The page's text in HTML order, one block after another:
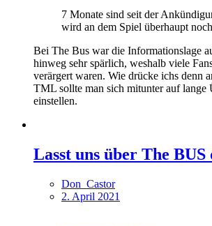
7 Monate sind seit der
wird an dem Spiel überhaupt
Bei The Bus war die Informationslage
hinweg sehr spärlich, weshalb viele
verärgert waren. Wie drücke ichs denn
TML sollte man sich mitunter auf lange
einstellen.
Lasst uns über The BUS
Don_Castor
2. April 2021